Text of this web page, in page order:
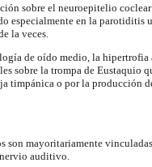
sobre el neuroepitelio
especialmente en la parotiditis
la veces.
de oído medio, la hipertrofia
sobre la trompa de Eustaquio
timpánica o por la producción
son mayoritariamente
auditivo.